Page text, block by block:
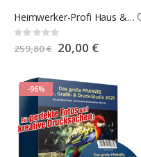
Heimwerker-Profi Haus & Garten 2.0 E-Book-Paket
Rating:
0%
259,80 € Special
Price
20,00 €
-96%